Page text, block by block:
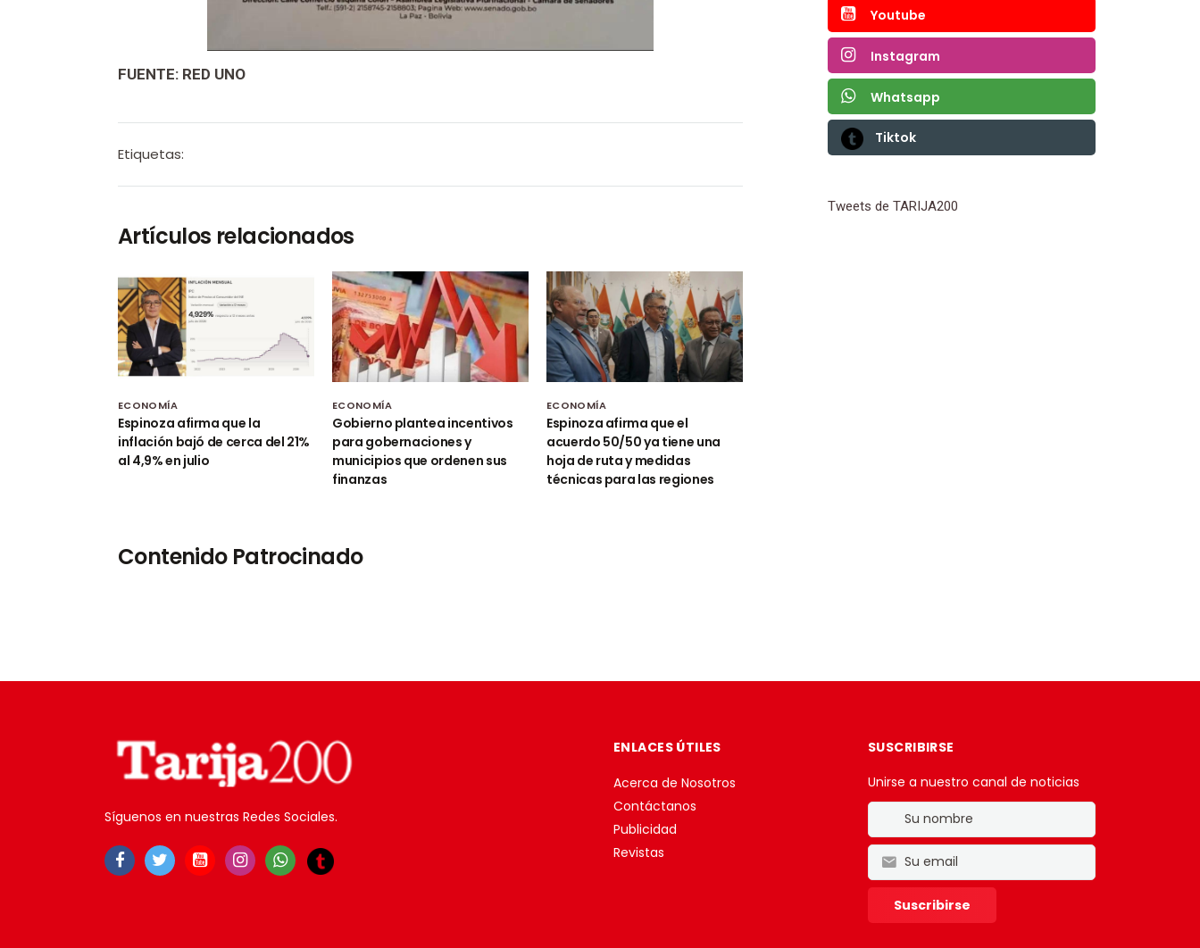
FUENTE: RED UNO
Etiquetas:
Artículos relacionados
ECONOMÍA
Espinoza afirma que la
inflación bajó de cerca del 21%
al 4,9% en julio
ECONOMÍA
Gobierno plantea incentivos
para gobernaciones y
municipios que ordenen sus
finanzas
ECONOMÍA
Espinoza afirma que el
acuerdo 50/50 ya tiene una
hoja de ruta y medidas
técnicas para las regiones
Contenido Patrocinado
Youtube
Instagram
Whatsapp
Tiktok
Tweets de TARIJA200
Síguenos en nuestras Redes Sociales.
ENLACES ÚTILES
Acerca de Nosotros
Contáctanos
Publicidad
Revistas
SUSCRIBIRSE
Unirse a nuestro canal de noticias